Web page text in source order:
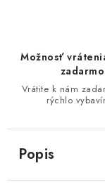
Možnosť
zadarmo
Vrátite k nám
rýchlo
Popis